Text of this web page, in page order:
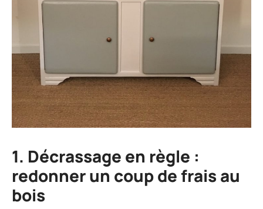
1. Décrassage en règle :
redonner un coup de frais au
bois